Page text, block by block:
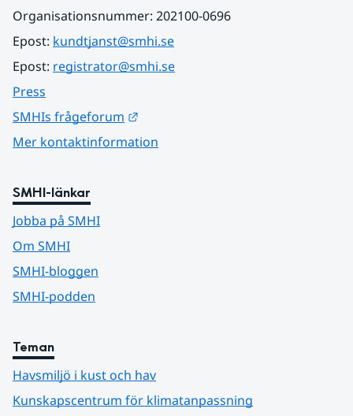
Organisationsnummer: 202100-0696
Epost: kundtjanst@smhi.se
Epost: registrator@smhi.se
Press
SMHIs frågeforum
Mer kontaktinformation
SMHI-länkar
Jobba på SMHI
Om SMHI
SMHI-bloggen
SMHI-podden
Teman
Havsmiljö i kust och hav
Kunskapscentrum för klimatanpassning